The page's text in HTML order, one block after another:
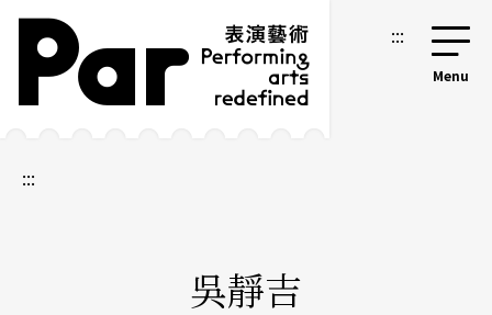
跳到主要內容區塊
網站導覽 :::
:::
吳靜吉